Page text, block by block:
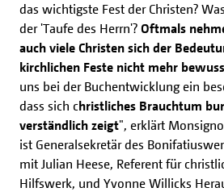
das wichtigste Fest der Christen?
der 'Taufe des Herrn'? Oftmals
auch viele Christen sich der
kirchlichen Feste nicht mehr
uns bei der Buchentwicklung ein
dass sich christliches Brauchtum
verständlich zeigt", erklärt
ist Generalsekretär des
mit Julian Heese, Referent für
Hilfswerk, und Yvonne Willicks